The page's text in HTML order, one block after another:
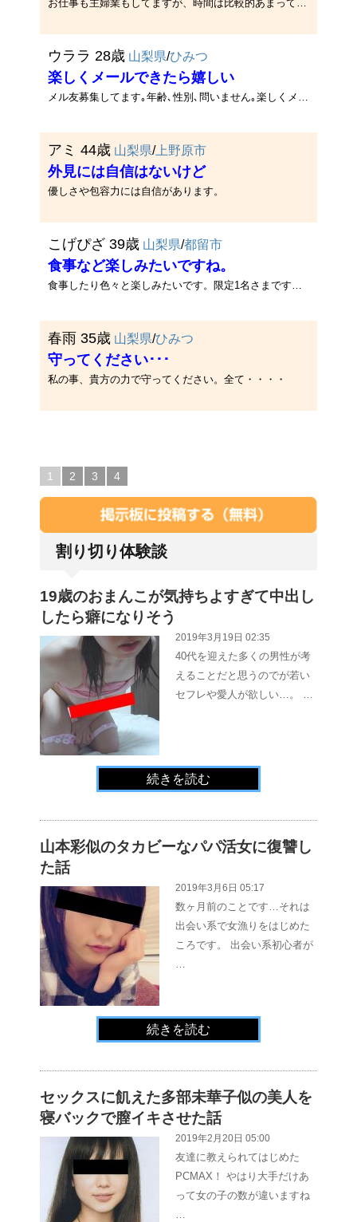
お仕事も主婦業もしてますが、時間は比較的あまってます。あまり夫婦の時間が必要ない上、これといった趣味がないせいです。ス･･･
ウララ 28歳 山梨県/ひみつ
楽しくメールできたら嬉しい
メル友募集してます｡年齢､性別､問いません｡楽しくメールできたら嬉しいです☆
アミ 44歳 山梨県/上野原市
外見には自信はないけど
優しさや包容力には自信があります。
こげぴざ 39歳 山梨県/都留市
食事など楽しみたいですね。
食事したり色々と楽しみたいです。限定1名さまです。長く仲良くしましょうね。
春雨 35歳 山梨県/ひみつ
守ってください･･･
私の事、貴方の力で守ってください。全て・・・・
1 2 3 4
割り切り体験談
19歳のおまんこが気持ちよすぎて中出し
したら癖になりそう
2019年3月19日 02:35
40代を迎えた多くの男性が考
えることだと思うのでが若い
セフレや愛人が欲しい…。 …
続きを読む
山本彩似のタカビーなパパ活女に復讐し
た話
2019年3月6日 05:17
数ヶ月前のことです…それは
出会い系で女漁りをはじめた
ころです。 出会い系初心者が
続きを読む
セックスに飢えた多部未華子似の美人を
寝バックで膣イキさせた話
2019年2月20日 05:00
友達に教えられてはじめた
PCMAX！ やはり大手だけあ
って女の子の数が違いますね